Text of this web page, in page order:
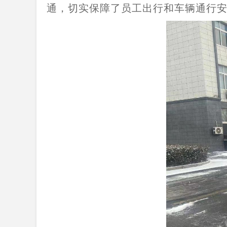
通，切实保障了员工出行和车辆通行